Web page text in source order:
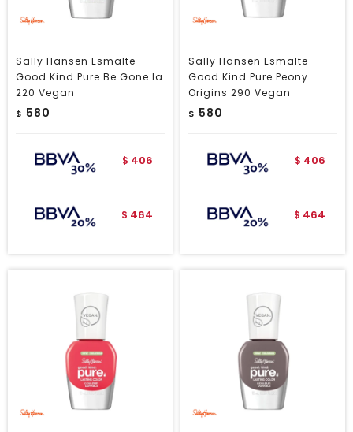
Sally Hansen Esmalte
Good Kind Pure Be Gone la
220 Vegan
$ 580
$ 406
$ 464
Sally Hansen Esmalte
Good Kind Pure Peony
Origins 290 Vegan
$ 580
$ 406
$ 464